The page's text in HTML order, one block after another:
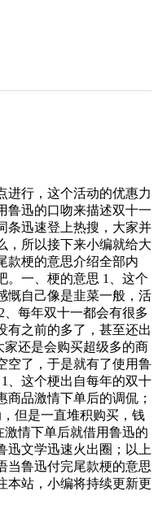
进行，这个活动的优惠力
鲁迅的口吻来描述双十一
条迅速登上热搜，大家并
，所以接下来小编就给大
款梗的意思介绍全部内
。一、梗的意思 1、这个
慨自己像是韭菜一般，活
每年双十一都会有很多
有之前的多了，甚至还出
家还是会购买超级多的商
空了，于是就有了使用鲁
、这个梗出自每年的双十
品激情下单后的调侃；
但是一直堆积购买，钱
情下单后就借用鲁迅的
迅文学迅速火出圈；以上
当鲁迅付完尾款梗的意思
本站，小编将持续更新更